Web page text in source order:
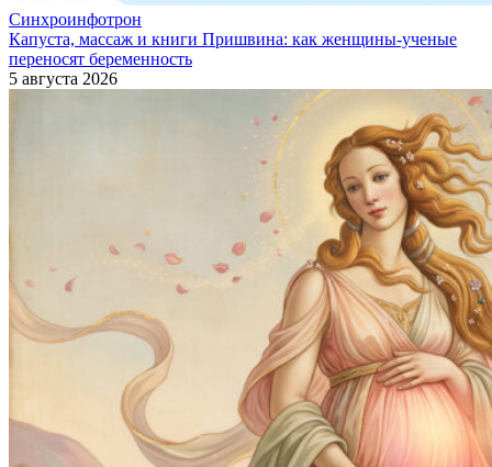
Синхроинфотрон
Капуста, массаж и книги Пришвина: как женщины-ученые
переносят беременность
5 августа 2026